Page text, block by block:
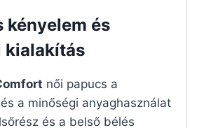
kényelem és
kialakítás
női papucs a
a minőségi anyaghasználat
és a belső bélés